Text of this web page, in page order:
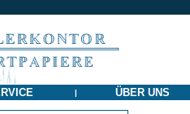
| ÜBER UNS